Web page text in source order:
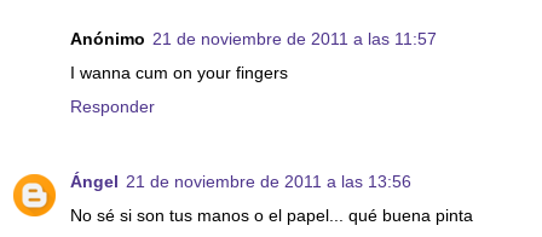
Anónimo 21 de noviembre de 2011 a las 11:57
I wanna cum on your fingers
Responder
Ángel 21 de noviembre de 2011 a las 13:56
No sé si son tus manos o el papel... qué buena pinta